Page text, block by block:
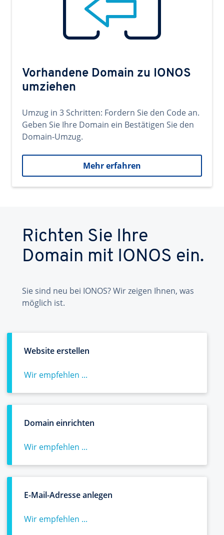
Vorhandene Domain zu IONOS
umziehen
Umzug in 3 Schritten: Fordern Sie den Code an.
Geben Sie Ihre Domain ein Bestätigen Sie den
Domain-Umzug.
Mehr erfahren
Richten Sie Ihre
Domain mit IONOS ein.
Sie sind neu bei IONOS? Wir zeigen Ihnen, was
möglich ist.
Website erstellen
Wir empfehlen ...
Domain einrichten
Wir empfehlen ...
E-Mail-Adresse anlegen
Wir empfehlen ...